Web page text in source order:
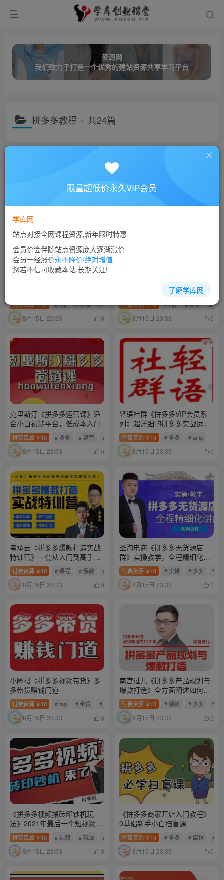
资源网
我们致力于打造一个优秀的建站资源共享学习平台
拼多多教程 共24篇
名师讲座
创业项目
浏览 点赞 评论
付费资源 ￥10 # mp # 玩法 # 教程
8月15日 23:33 0
教你怎么做拼多多无货源店铺
付费资源 ￥10 # mp # 多多 # 店群
8月15日 23:33 0
克里斯汀《拼多多运营课》适
合小白初涉平台，低成本入门
付费资源 ￥ 10 # 多多 # 运营 # 初涉
8月15日 23:33 0
轻语社群《拼多多VIP会员系
列》超详细的拼多多实战运营
攻略
付费资源 ￥ 10 # 多多 # amp
8月15日 23:33 0
玺承云《拼多多爆款打造实战
特训营》一套从入门到高手课
程付费资源 ￥ 10 # 课程 # 爆款 # 多多
8月15日 23:33 0
圣淘电商《拼多多无货源店
群》实操教学，全程精细化讲
解付费资源 ￥ 10 # 实操 # 多多 # 店
8月15日 23:33 0
小圈帮《拼多多视频带货》多
多带货赚钱门道
付费资源 ￥ 10 # mp # 带货 # 多多
8月15日 23:33 0
南宫过儿《拼多多产品规划与
爆款打造》全方面阐述如何实
现拼多多店铺爆款
付费资源 ￥ 10 # 爆款 # 多多 # 直
8月15日 23:33 0
《拼多多视频搬砖印钞机玩
法》2021年最后一个短视频红
利项目
付费资源 ￥ 10 # 视频 # 玩法 # 多多
8月15日 23:33 0
《拼多多商家开店入门教程》
0基础新手小白扫盲课
付费资源 ￥ 10 # 多多 # 店铺 # 发
8月15日 23:33 0
限量超低价永久VIP会员
学库网
站点对接全网课程资源,新年限时特惠
会员价会伴随站点资源庞大逐渐涨价
会员一经涨价永不降价/绝对增值
您若不信可收藏本站,长期关注!
了解学库网